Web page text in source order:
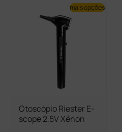
Otoscópio Riester E-
scope 2,5V Xénon
mais opções